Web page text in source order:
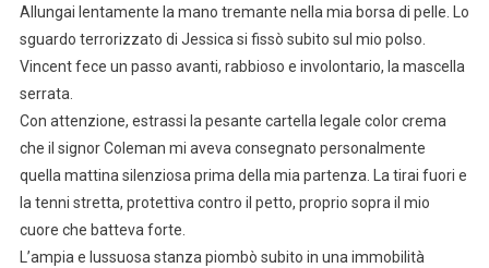
Allungai lentamente la mano tremante nella mia borsa di pelle. Lo
sguardo terrorizzato di Jessica si fissò subito sul mio polso.
Vincent fece un passo avanti, rabbioso e involontario, la mascella
serrata.
Con attenzione, estrassi la pesante cartella legale color crema
che il signor Coleman mi aveva consegnato personalmente
quella mattina silenziosa prima della mia partenza. La tirai fuori e
la tenni stretta, protettiva contro il petto, proprio sopra il mio
cuore che batteva forte.
L’ampia e lussuosa stanza piombò subito in una immobilità